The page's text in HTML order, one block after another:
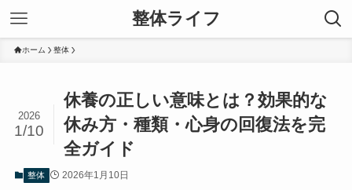
整体ライフ
ホーム 整体
休養の正しい意味とは？効果的な
休み方・種類・心身の回復法を完
全ガイド
2026
1/10
整体 2026年1月10日